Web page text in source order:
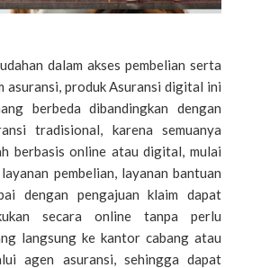
dalam akses pembelian serta
asuransi, produk Asuransi digital ini
berbeda dibandingkan dengan
tradisional, karena semuanya
berbasis online atau digital, mulai
pembelian, layanan bantuan
dengan pengajuan klaim dapat
secara online tanpa perlu
langsung ke kantor cabang atau
agen asuransi, sehingga dapat